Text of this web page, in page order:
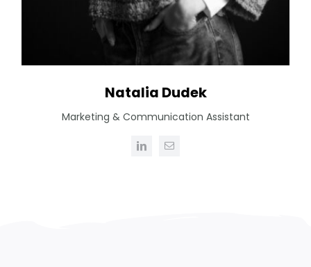
Natalia Dudek
Marketing & Communication Assistant